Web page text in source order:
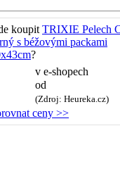
koupit TRIXIE Pelech
s béžovými packami
?
v e-shopech
od
(Zdroj: Heureka.cz)
ceny >>